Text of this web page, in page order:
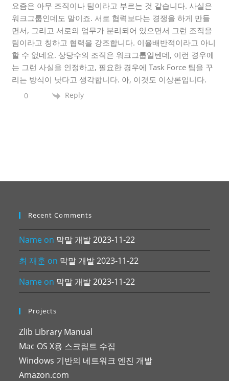
요즘은 아무 조직이나 팀이라고 부르는 것 같습니다. 사실은
워크그룹인데도 말이죠. 서로 협력보다는 경쟁을 하게 만들
면서, 그리고 서로의 업무가 분리되어 있으면서 그런 조직을
팀이라고 칭하고 협력을 강조합니다. 이율배반적이라고 아니
할 수 없네요. 상당수의 조직은 워크그룹일텐데, 이런 경우에
는 그런 사실을 인정하고, 필요한 경우에 Task Force 팀을 꾸
리는 방식이 낫다고 생각합니다. 아, 이것도 이상론입니다.
0 Reply
Recent Comments
Name on 막말 개발 2023-11-22
최 재훈 on 막말 개발 2023-11-22
Name on 막말 개발 2023-11-22
Projects
Zlib Library Manual
Mac OS X용 스크립트 수집
Windows 기반의 네트워크 엔진 개발
Amazon.com